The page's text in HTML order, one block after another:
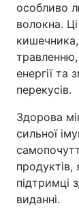
особливо
волокна.
травленню,
енергії та
перекусів.
Здорова
сильної
підтримці
виданні.